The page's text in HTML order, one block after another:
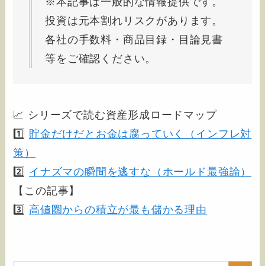
投資は元本割れリスクがあります。
各社の手数料・商品目録・目論見書
等をご確認ください。
📈 シリーズで読む資産形成ロードマップ
1️⃣ 貯金だけだとお金は腐っていく（インフレ対
策）
2️⃣ イナズマの瞬間を逃すな（ホールド最強論）
【この記事】
3️⃣高値圏からの積立が最も儲かる理由